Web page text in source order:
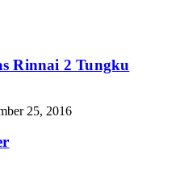
Rinnai 2 Tungku
25, 2016